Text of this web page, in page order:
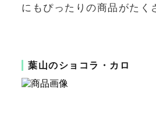
にもぴったりの商品がたく
葉山のショコラ・カロ